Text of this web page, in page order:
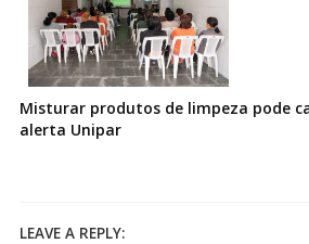
Misturar produtos de limpeza pode
alerta Unipar
LEAVE A REPLY: